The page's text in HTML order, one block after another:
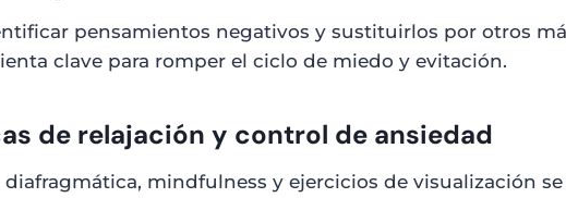
pensamientos negativos y sustituirlos por otros
clave para romper el ciclo de miedo y evitación.
de relajación y control de ansiedad
diafragmática, mindfulness y ejercicios de visualización